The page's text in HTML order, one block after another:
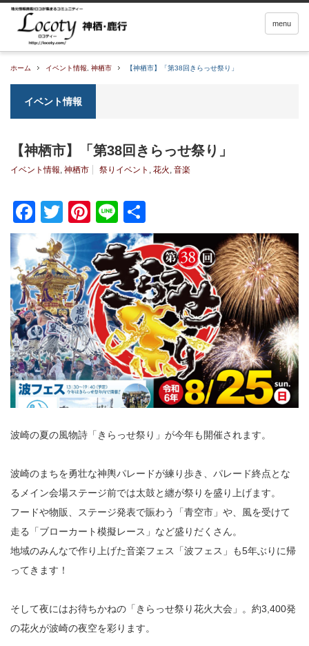
menu
ホーム イベント情報 神栖市 【神栖市】「第38回きらっせ祭り」
イベント情報
【神栖市】「第38回きらっせ祭り」
イベント情報, 神栖市 祭りイベント , 花火 , 音楽
Facebook
TwitterPinterest
Line
有
波崎の夏の風物詩「きらっせ祭り」が今年も開催されます。
波崎のまちを勇壮な神輿パレードが練り歩き、パレード終点とな
るメイン会場ステージ前では太鼓と纏が祭りを盛り上げます。
フードや物販、ステージ発表で賑わう「青空市」や、風を受けて
走る「ブローカート模擬レース」など盛りだくさん。
地域のみんなで作り上げた音楽フェス「波フェス」も5年ぶりに帰
ってきます！
そして夜にはお待ちかねの「きらっせ祭り花火大会」。約3,400発
の花火が波崎の夜空を彩ります。